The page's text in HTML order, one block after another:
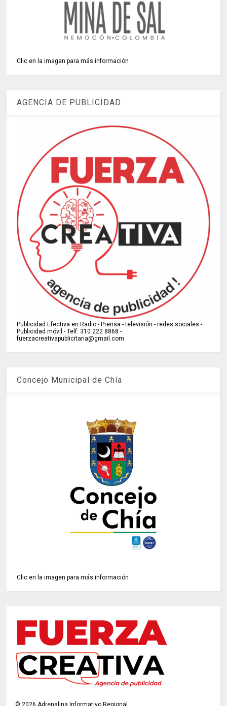
Clic en la imagen para más información
AGENCIA DE PUBLICIDAD
Publicidad Efectiva en Radio - Prensa - televisión - redes sociales -
Publicidad móvil - Telf: 310 222 8868 -
fuerzacreativapublicitaria@gmail.com
Concejo Municipal de Chía
Clic en la imagen para más información
© 2026 Adrenalina Informativo Regional